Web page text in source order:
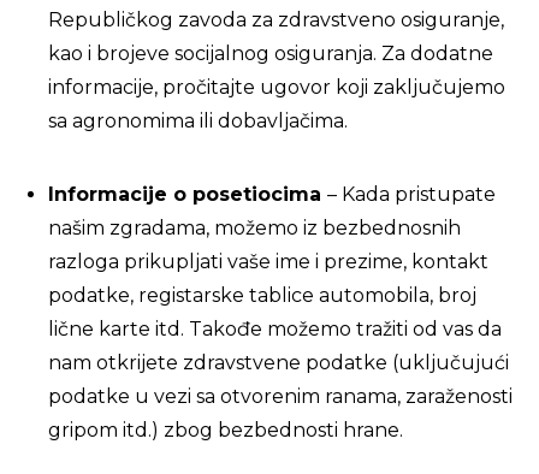
Republičkog zavoda za zdravstveno osiguranje,
kao i brojeve socijalnog osiguranja. Za dodatne
informacije, pročitajte ugovor koji zaključujemo
sa agronomima ili dobavljačima.
Informacije o posetiocima – Kada pristupate
našim zgradama, možemo iz bezbednosnih
razloga prikupljati vaše ime i prezime, kontakt
podatke, registarske tablice automobila, broj
lične karte itd. Takođe možemo tražiti od vas da
nam otkrijete zdravstvene podatke (uključujući
podatke u vezi sa otvorenim ranama, zaraženosti
gripom itd.) zbog bezbednosti hrane.